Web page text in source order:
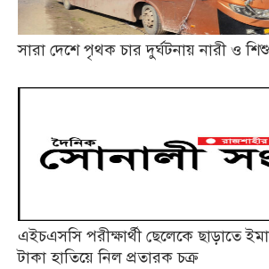
সারা দেশে পৃথক চার দুর্ঘটনায় নারী ও
এইচএসসি পরীক্ষার্থী ছেলেকে ছাড়াতে
টাকা হাতিয়ে নিল প্রতারক চক্র